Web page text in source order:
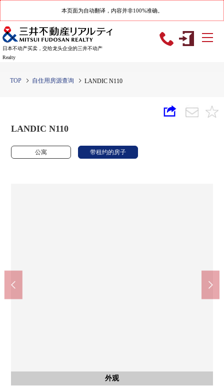
本页面为自动翻译，内容并非100%准确。
日本不动产买卖，交给龙头企业的三井不动产
Realty
TOP 自住用房源查询 LANDIC N110
LANDIC N110
公寓 带租约的房子
外观
入口
共有部分
共有部分
共有部分
共有部分
共有部分
共有部分
入口
外观
外观